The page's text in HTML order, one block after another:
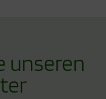
unseren